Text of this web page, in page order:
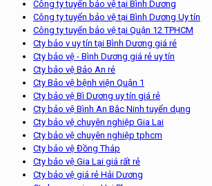
Công ty tuyển bảo vệ tại Bình Dương
Công ty tuyển bảo vệ tại Bình Dương Uy tín
Công ty tuyển bảo vệ tại Quận 12 TPHCM
Cty bảo v uy tín tại Bình Dương giá rẻ
Cty bảo vệ - Bình Dương giá rẻ uy tín
Cty bảo vệ Bảo An rẻ
Cty Bảo vệ bệnh viện Quận 1
Cty bảo vệ Bì Dương uy tín giá rẻ
Cty bảo vệ Bình An Bắc Ninh tuyển dụng
Cty bảo vệ chuyên nghiệp Gia Lai
Cty bảo vệ chuyên nghiệp tphcm
Cty bảo vệ Đồng Tháp
Cty bảo vệ Gia Lai giá rất rẻ
Cty bảo vệ giá rẻ Hải Dương